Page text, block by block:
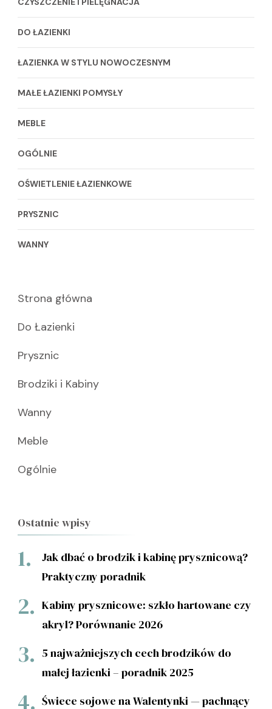
DO ŁAZIENKI
ŁAZIENKA W STYLU NOWOCZESNYM
MAŁE ŁAZIENKI POMYSŁY
MEBLE
OGÓLNIE
OŚWIETLENIE ŁAZIENKOWE
PRYSZNIC
WANNY
Strona główna
Do Łazienki
Prysznic
Brodziki i Kabiny
Wanny
Meble
Ogólnie
Ostatnie wpisy
Jak dbać o brodzik i kabinę prysznicową?
Praktyczny poradnik
Kabiny prysznicowe: szkło hartowane czy
akryl? Porównanie 2026
5 najważniejszych cech brodzików do
małej łazienki – poradnik 2025
Świece sojowe na Walentynki — pachnący